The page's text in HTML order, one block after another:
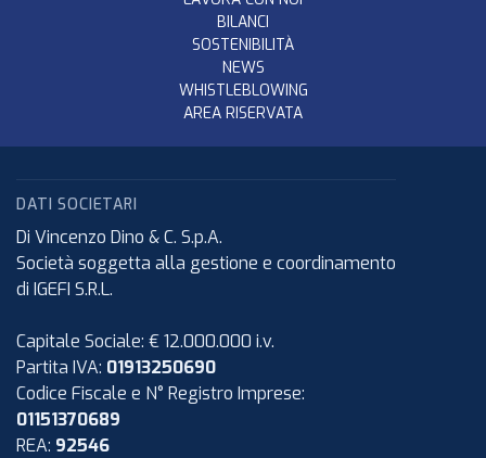
BILANCI
SOSTENIBILITÀ
NEWS
WHISTLEBLOWING
AREA RISERVATA
DATI SOCIETARI
Di Vincenzo Dino & C. S.p.A.
Società soggetta alla gestione e coordinamento
di IGEFI S.R.L.
Capitale Sociale: € 12.000.000 i.v.
Partita IVA: 01913250690
Codice Fiscale e N° Registro Imprese:
01151370689
REA: 92546